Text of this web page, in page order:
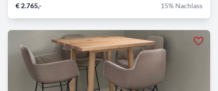
€ 2.765,- 15% Nachlass